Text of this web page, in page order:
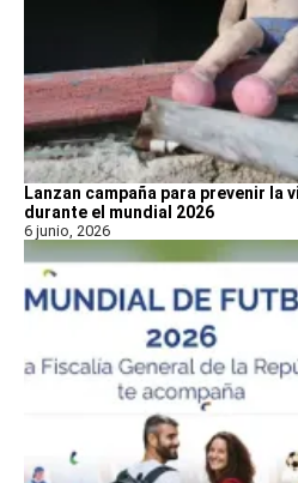
Lanzan campaña para prevenir la
durante el mundial 2026
6 junio, 2026